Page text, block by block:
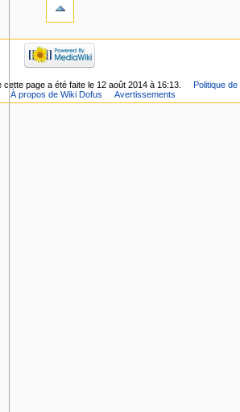
page a été faite le 12 août 2014 à 16:13.
Politique de
À propos de Wiki Dofus Avertissements